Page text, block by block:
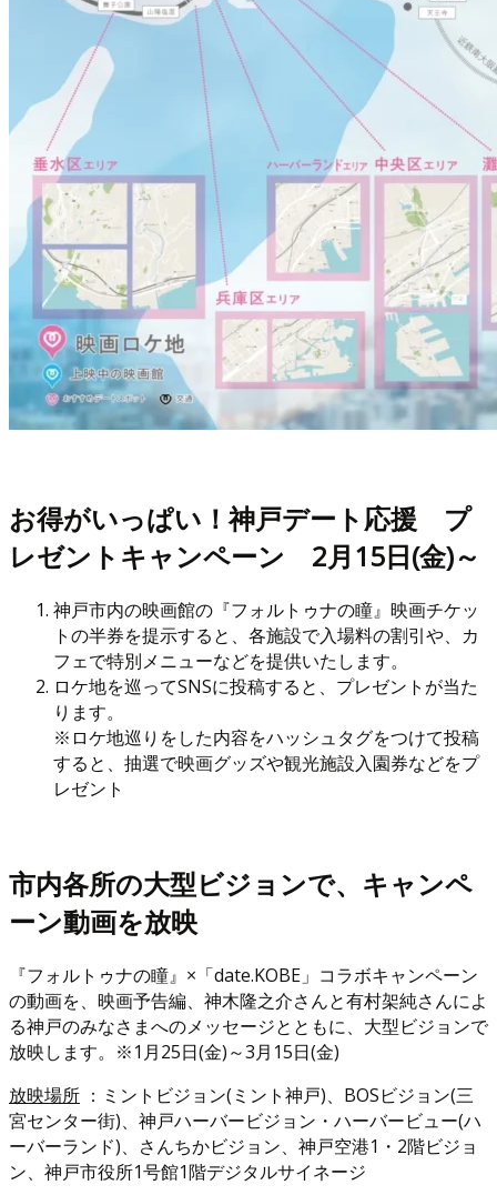
お得がいっぱい！神戸デート応援 プ
レゼントキャンペーン 2月15日(金)～
神戸市内の映画館の『フォルトゥナの瞳』映画チケッ
トの半券を提示すると、各施設で入場料の割引や、カ
フェで特別メニューなどを提供いたします。
ロケ地を巡ってSNSに投稿すると、プレゼントが当た
ります。
※ロケ地巡りをした内容をハッシュタグをつけて投稿
すると、抽選で映画グッズや観光施設入園券などをプ
レゼント
市内各所の大型ビジョンで、キャンペ
ーン動画を放映
『フォルトゥナの瞳』×「date.KOBE」コラボキャンペーン
の動画を、映画予告編、神木隆之介さんと有村架純さんによ
る神戸のみなさまへのメッセージとともに、大型ビジョンで
放映します。※1月25日(金)～3月15日(金)
放映場所 ：ミントビジョン(ミント神戸)、BOSビジョン(三
宮センター街)、神戸ハーバービジョン・ハーバービュー(ハ
ーバーランド)、さんちかビジョン、神戸空港1・2階ビジョ
ン、神戸市役所1号館1階デジタルサイネージ